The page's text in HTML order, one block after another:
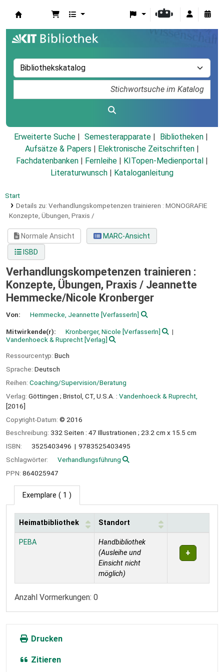
Erweiterte Suche Semesterapparate
Bibliotheken
Aufsätze & Papers
Elektronische Zeitschriften
Fachdatenbanken
Fernleihe KITopen-Medienportal
Literaturwunsch
Kataloganleitung
Start
Details zu: Verhandlungskompetenzen trainieren : MONOGRAFIE
Konzepte, Übungen, Praxis /
Normale Ansicht
MARC-Ansicht
ISBD
Verhandlungskompetenzen trainieren :
Konzepte, Übungen, Praxis / Jeannette
Hemmecke/Nicole Kronberger
Von: Hemmecke, Jeannette [VerfasserIn]
Mitwirkende(r): Kronberger, Nicole [VerfasserIn]
Vandenhoeck & Ruprecht[Verlag]
Ressourcentyp: Buch
Sprache: Deutsch
Reihen: Coaching/Supervision/Beratung
Verlag: Göttingen ; Bristol, CT, U.S.A. : Vandenhoeck & Ruprecht,
[2016]
Copyright-Datum: © 2016
Beschreibung: 332 Seiten : 47 Illustrationen ; 23.2 cm x 15.5 cm
ISBN:
3525403496
9783525403495
Schlagwörter:
Verhandlungsführung
PPN: 864025947
Exemplare ( 1 )
Exemplare
Heimatbibliothek Standort
PEBA
Handbibliothek
(Ausleihe und
Einsicht nicht
möglich)
Anzahl Vormerkungen: 0
Drucken
Zitieren